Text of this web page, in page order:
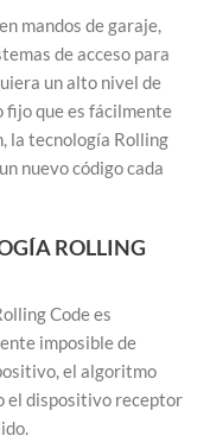
mandos de garaje,
de acceso para
un alto nivel de
fijo que es fácilmente
la tecnología Rolling
nuevo código cada
ROLLING
Code es
imposible de
el algoritmo
el dispositivo receptor